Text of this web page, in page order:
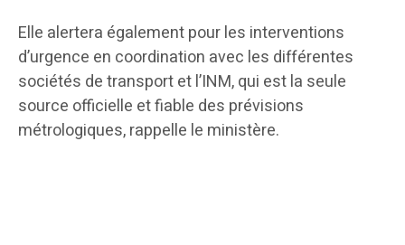
Elle alertera également pour les interventions
d’urgence en coordination avec les différentes
sociétés de transport et l’INM, qui est la seule
source officielle et fiable des prévisions
métrologiques, rappelle le ministère.